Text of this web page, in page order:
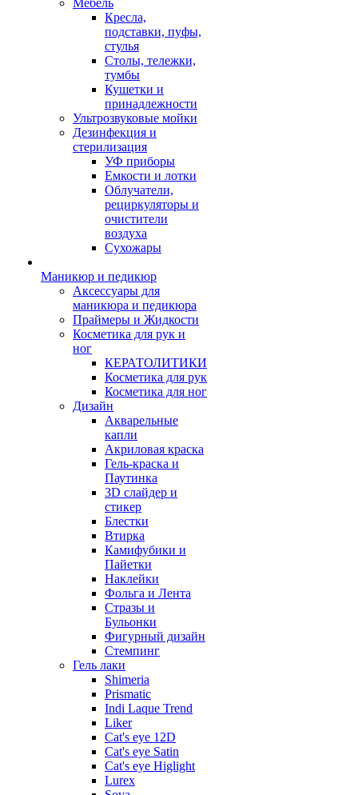
Мебель
Кресла,
подставки, пуфы,
стулья
Столы, тележки,
тумбы
Кушетки и
принадлежности
Ультрозвуковые мойки
Дезинфекция и
стерилизация
УФ приборы
Емкости и лотки
Облучатели,
рециркуляторы и
очистители
воздуха
Сухожары
Маникюр и педикюр
Аксессуары для
маникюра и педикюра
Праймеры и Жидкости
Косметика для рук и
ног
КЕРАТОЛИТИКИ
Косметика для рук
Косметика для ног
Дизайн
Акварельные
капли
Акриловая краска
Гель-краска и
Паутинка
3D слайдер и
стикер
Блестки
Втирка
Камифубики и
Пайетки
Наклейки
Фольга и Лента
Стразы и
Бульонки
Фигурный дизайн
Стемпинг
Гель лаки
Shimeria
Prismatic
Indi Laque Trend
Liker
Cat's eye 12D
Cat's eye Satin
Cat's eye Higlight
Lurex